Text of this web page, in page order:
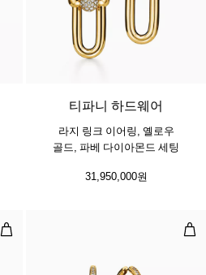
3 소재
티파니 하드웨어
라지 링크 이어링, 옐로우
골드, 파베 다이아몬드 세팅
31,950,000원
T1 오픈 후프 이어링, 골드, 다이아
이